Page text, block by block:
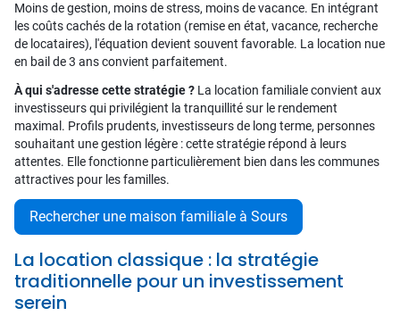
Moins de gestion, moins de stress, moins de vacance. En intégrant
les coûts cachés de la rotation (remise en état, vacance, recherche
de locataires), l'équation devient souvent favorable. La location nue
en bail de 3 ans convient parfaitement.
À qui s'adresse cette stratégie ? La location familiale convient aux
investisseurs qui privilégient la tranquillité sur le rendement
maximal. Profils prudents, investisseurs de long terme, personnes
souhaitant une gestion légère : cette stratégie répond à leurs
attentes. Elle fonctionne particulièrement bien dans les communes
attractives pour les familles.
Rechercher une maison familiale à Sours
La location classique : la stratégie
traditionnelle pour un investissement
serein